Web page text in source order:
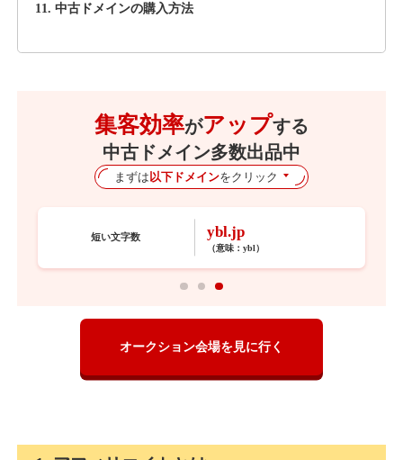
11. 中古ドメインの購入方法
集客効率がアップする
中古ドメイン多数出品中
まずは 以下ドメインをクリック
短い文字数 ybl.jp
（意味： ybl）
オークション会場を見に行く